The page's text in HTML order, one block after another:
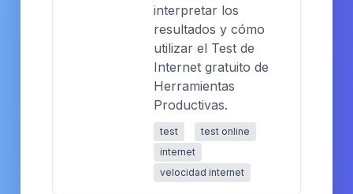
interpretar los
resultados y cómo
utilizar el Test de
Internet gratuito de
Herramientas
Productivas.
test
test online
internet
velocidad internet